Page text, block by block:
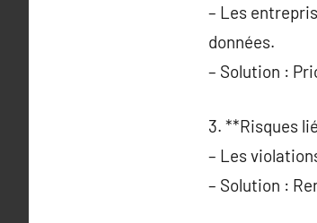
– Les
données.
– Solution :
3. **Risques
– Les
– Solution :